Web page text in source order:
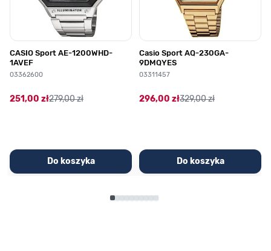
CASIO Sport AE-1200WHD-
1AVEF
03362600
251,00 zł279,00 zł
Do koszyka
Casio Sport AQ-230GA-
9DMQYES
03311457
296,00 zł329,00 zł
Do koszyka